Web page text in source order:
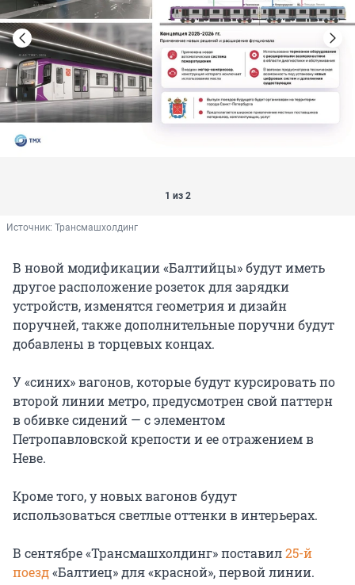
1 из 2
Источник: Трансмашхолдинг
В новой модификации «Балтийцы» будут иметь
другое расположение розеток для зарядки
устройств, изменятся геометрия и дизайн
поручней, также дополнительные поручни будут
добавлены в торцевых концах.
У «синих» вагонов, которые будут курсировать по
второй линии метро, предусмотрен свой паттерн
в обивке сидений — с элементом
Петропавловской крепости и ее отражением в
Неве.
Кроме того, у новых вагонов будут
использоваться светлые оттенки в интерьерах.
В сентябре «Трансмашхолдинг» поставил25-й
поезд«Балтиец» для «красной», первой линии.